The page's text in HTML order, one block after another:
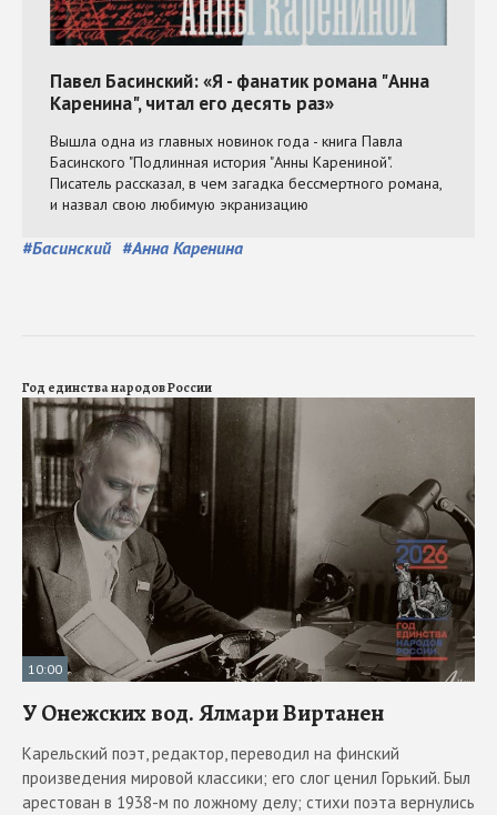
#Басинский #Анна Каренина
Год единства народов России
10:00
У Онежских вод. Ялмари Виртанен
Карельский поэт, редактор, переводил на финский
произведения мировой классики; его слог ценил Горький. Был
арестован в 1938-м по ложному делу; стихи поэта вернулись